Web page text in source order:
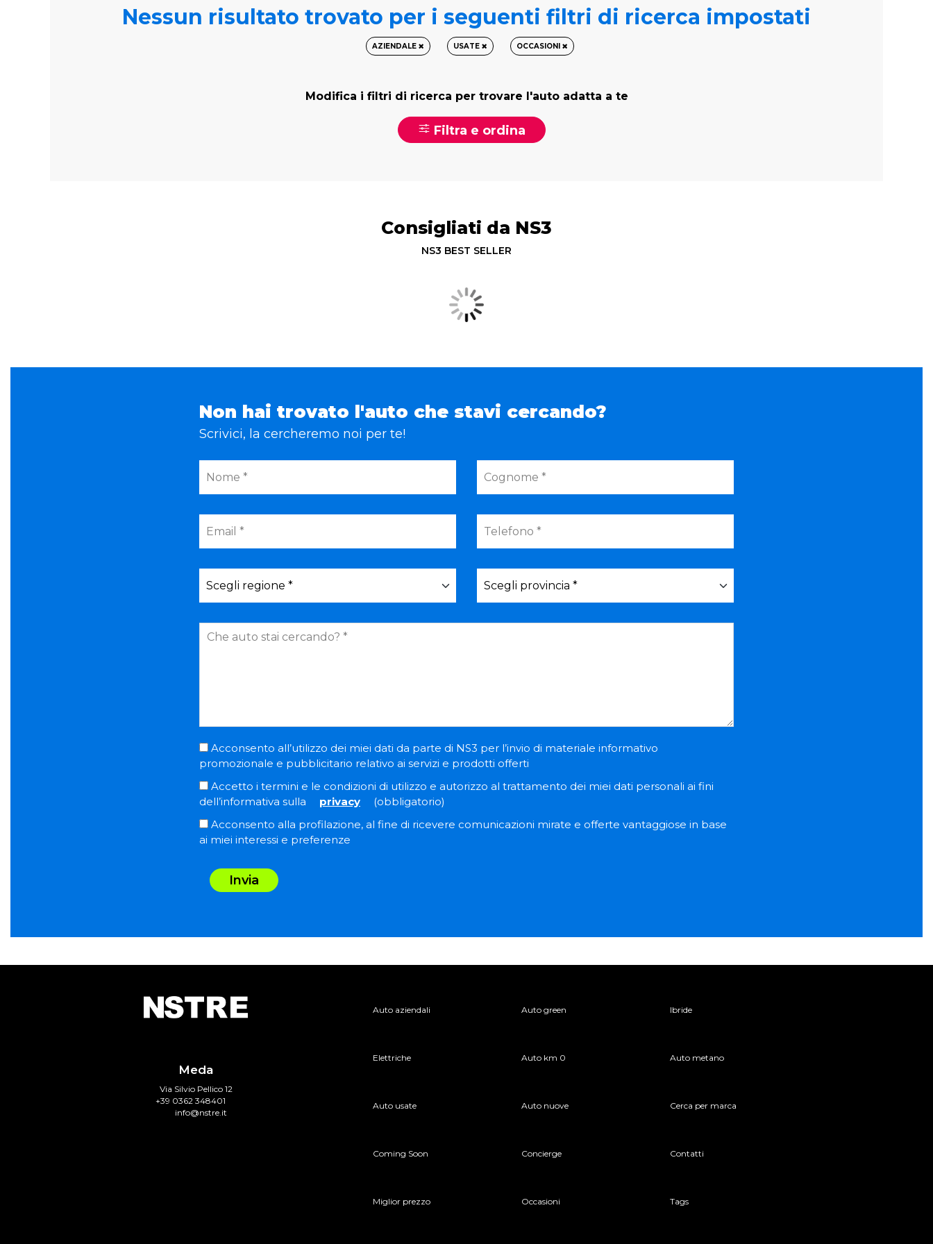
Nessun risultato trovato per i seguenti filtri di ricerca impostati
AZIENDALE USATE OCCASIONI
Modifica i filtri di ricerca per trovare l'auto adatta a te
Filtra e ordina
Consigliati da NS3
NS3 BEST SELLER
Non hai trovato l'auto che stavi cercando?
Scrivici, la cercheremo noi per te!
Acconsento all’utilizzo dei miei dati da parte di NS3 per l’invio di materiale informativo
promozionale e pubblicitario relativo ai servizi e prodotti offerti
Accetto i termini e le condizioni di utilizzo e autorizzo al trattamento dei miei dati personali ai fini
dell’informativa sulla
privacy
(obbligatorio)
Acconsento alla profilazione, al fine di ricevere comunicazioni mirate e offerte vantaggiose in base
ai miei interessi e preferenze
Invia
Meda
Via Silvio Pellico 12
+39 0362 348401
info@nstre.it
Auto aziendali Auto green Ibride
Elettriche Auto km 0 Auto metano
Auto usate Auto nuove Cerca per marca
Coming Soon Concierge Contatti
Miglior prezzo Occasioni Tags